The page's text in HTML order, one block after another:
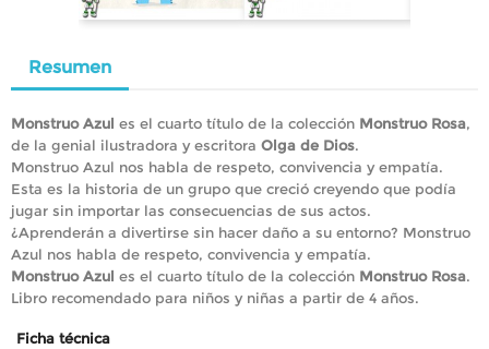
Resumen
Monstruo Azul es el cuarto título de la colección Monstruo Rosa,
de la genial ilustradora y escritora Olga de Dios.
Monstruo Azul nos habla de respeto, convivencia y empatía.
Esta es la historia de un grupo que creció creyendo que podía
jugar sin importar las consecuencias de sus actos.
¿Aprenderán a divertirse sin hacer daño a su entorno? Monstruo
Azul nos habla de respeto, convivencia y empatía.
Monstruo Azul es el cuarto título de la colección Monstruo Rosa.
Libro recomendado para niños y niñas a partir de 4 años.
Ficha técnica